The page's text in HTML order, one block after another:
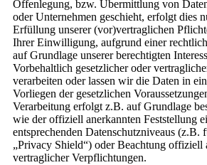
Offenlegung, bzw. Übermittlung von
oder Unternehmen geschieht, erfolgt dies
Erfüllung unserer (vor)vertraglichen
Ihrer Einwilligung, aufgrund einer
auf Grundlage unserer berechtigten
Vorbehaltlich gesetzlicher oder
verarbeiten oder lassen wir die Daten in
Vorliegen der gesetzlichen
Verarbeitung erfolgt z.B. auf Grundlage
wie der offiziell anerkannten Feststellung
entsprechenden Datenschutzniveaus (z.B.
„Privacy Shield“) oder Beachtung offiziell
vertraglicher Verpflichtungen.